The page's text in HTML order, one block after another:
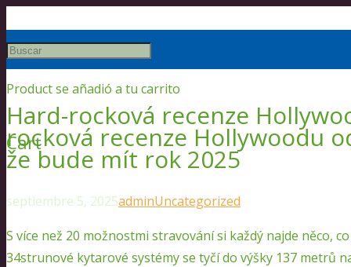
Productse añadió a tu carrito
Cart
Hard-rocková recenze
rocková recenze Hollywoodu
že bude mít rok 2025
septiembre 5, 2025adminUncategorized
S více než 20 možnostmi stravování si každý najde něco,
34strunové kytarové systémy se tyčí do výšky 137 metrů